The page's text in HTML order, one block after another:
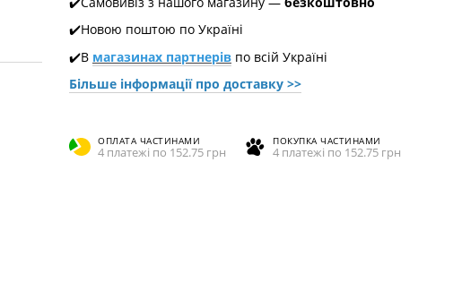
✔️Новою поштою по Україні
✔️В магазинах партнерів по всій Україні
Більше інформації про доставкy >>
ОПЛАТА ЧАСТИНАМИ
4 платежі по 152.75 грн
ПОКУПКА ЧАСТИНАМИ
4 платежі по 152.75 грн